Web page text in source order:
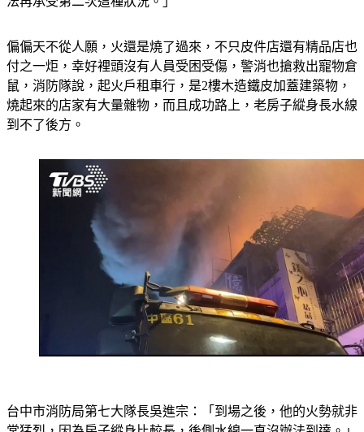
偏偏天不從人願，火還是燒了過來，不只皮件店還有精品店也
付之一炬，幸好裡頭沒有人員受困受傷，警消也搶救出寵物倉
鼠，消防隊說，起火戶租車行，是2樓木造鐵皮加蓋建築物，
燒起來的店家有大量雜物，而且成功路上，老房子縱身長水線